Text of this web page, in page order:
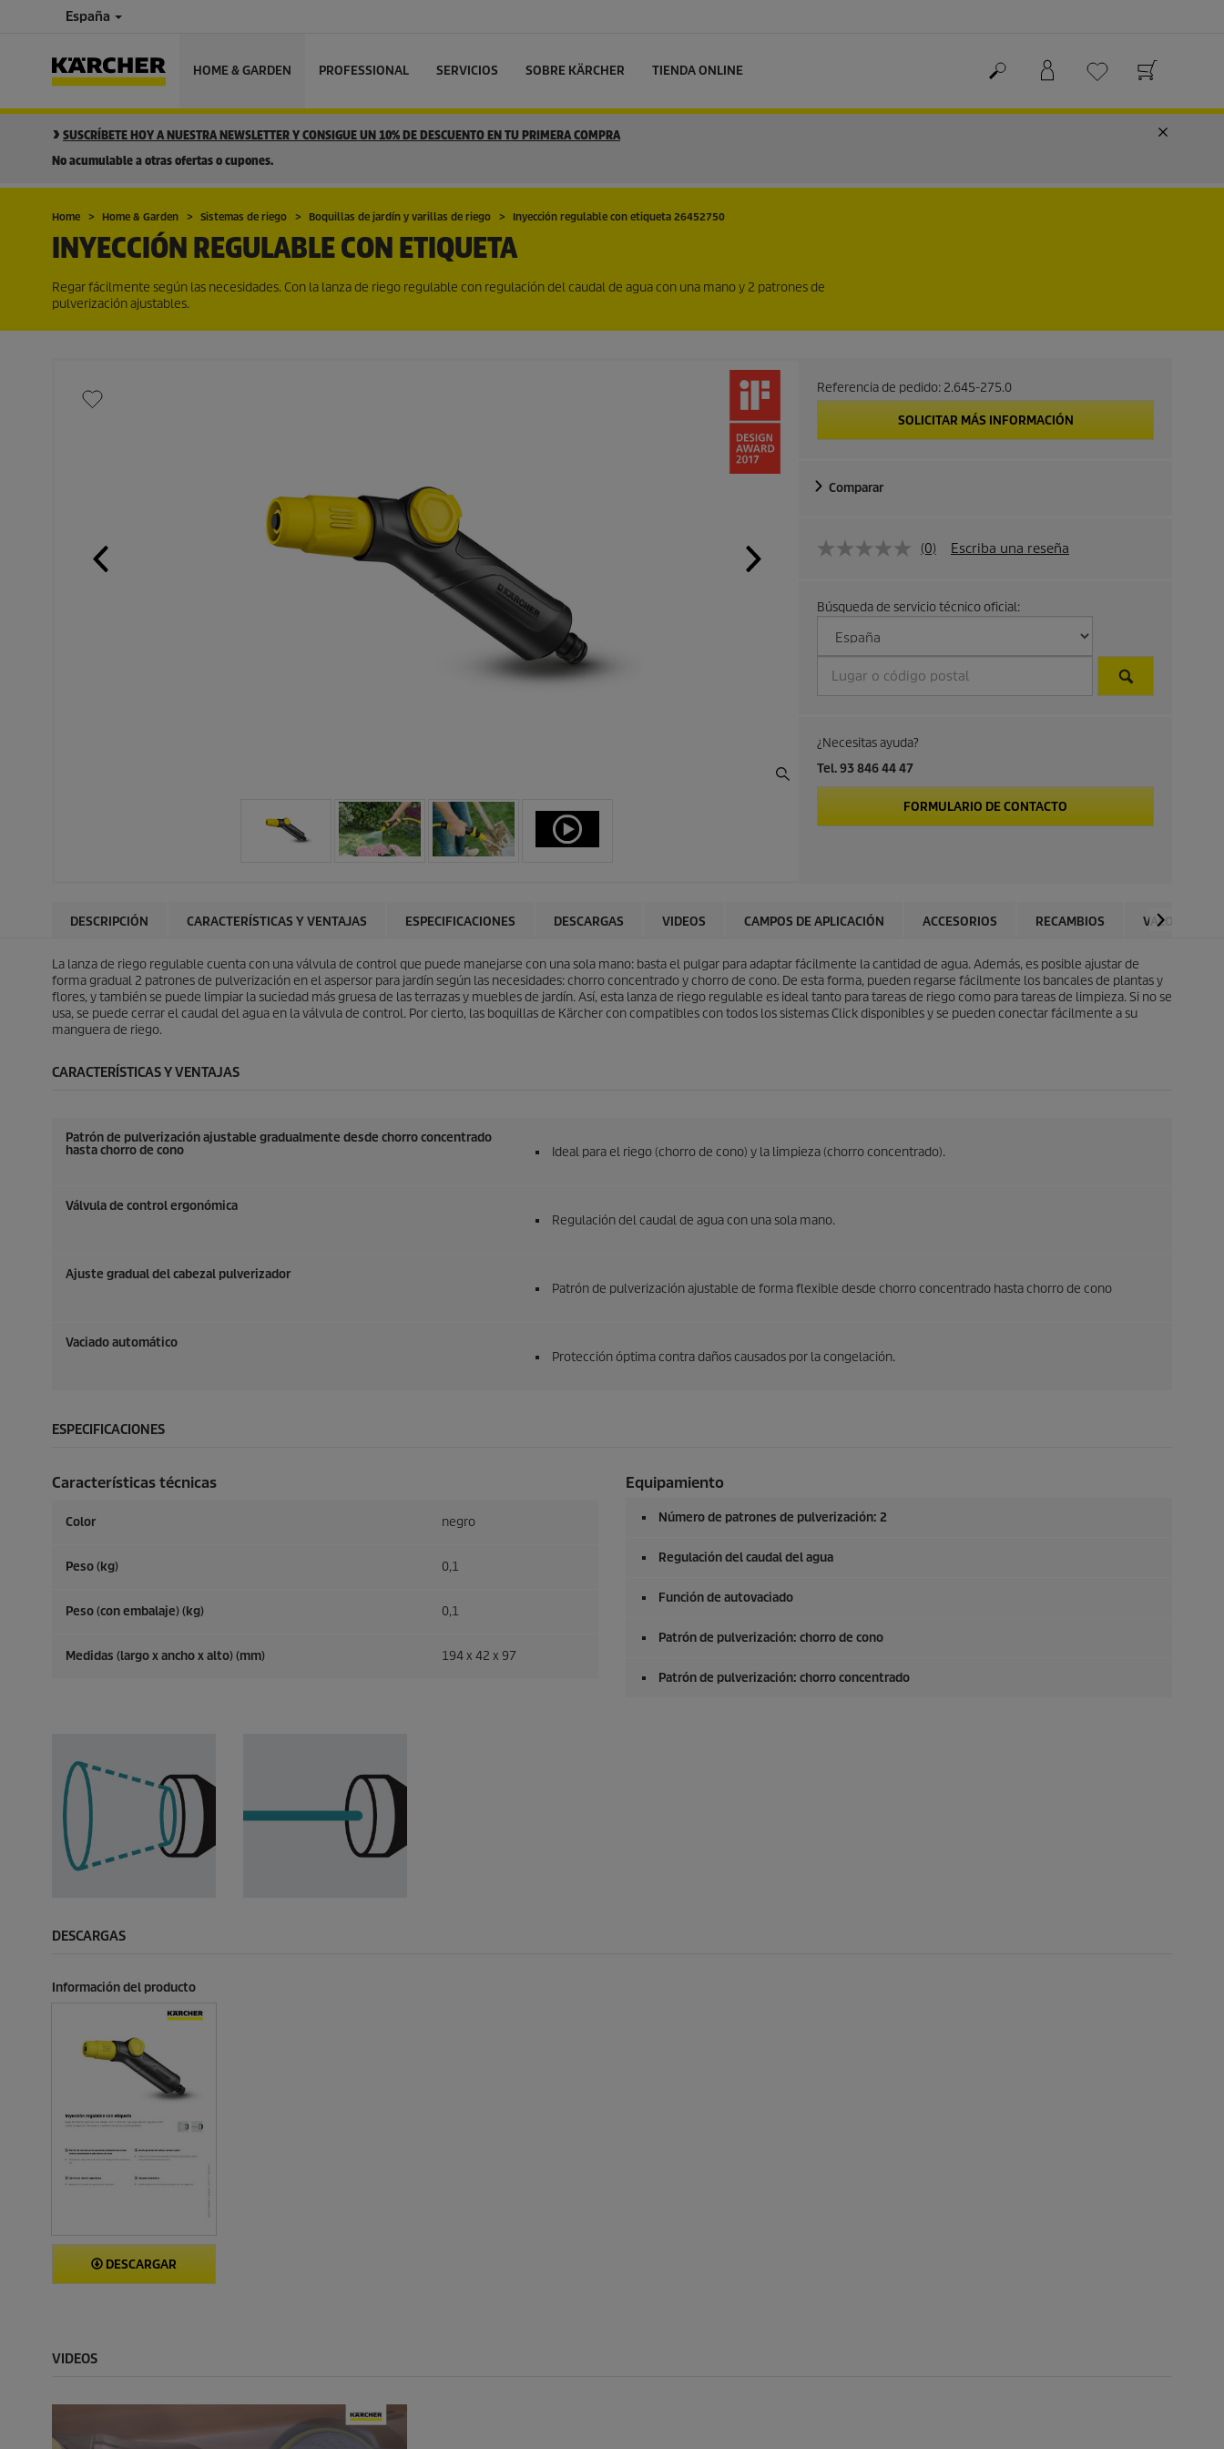
España
HOME & GARDEN PROFESSIONAL SERVICIOS SOBRE KÄRCHER TIENDA ONLINE
SUSCRÍBETE HOY A NUESTRA NEWSLETTER Y CONSIGUE UN 10% DE DESCUENTO EN TU PRIMERA COMPRA
No acumulable a otras ofertas o cupones.
Home Home & Garden Sistemas de riego Boquillas de jardín y varillas de riego Inyección regulable con etiqueta 26452750
INYECCIÓN REGULABLE CON ETIQUETA
Regar fácilmente según las necesidades. Con la lanza de riego regulable con regulación del caudal de agua con una mano y 2 patrones de
pulverización ajustables.
Referencia de pedido: 2.645-275.0
SOLICITAR MÁS INFORMACIÓN
Comparar
(0) Escriba una reseña
Búsqueda de servicio técnico oficial:
¿Necesitas ayuda?
Tel. 93 846 44 47
FORMULARIO DE CONTACTO
DESCRIPCIÓN CARACTERÍSTICAS Y VENTAJAS ESPECIFICACIONES DESCARGAS VIDEOS CAMPOS DE APLICACIÓN ACCESORIOS RECAMBIOS
La lanza de riego regulable cuenta con una válvula de control que puede manejarse con una sola mano: basta el pulgar para adaptar fácilmente la cantidad de agua. Además, es posible ajustar de
forma gradual 2 patrones de pulverización en el aspersor para jardín según las necesidades: chorro concentrado y chorro de cono. De esta forma, pueden regarse fácilmente los bancales de plantas y
flores, y también se puede limpiar la suciedad más gruesa de las terrazas y muebles de jardín. Así, esta lanza de riego regulable es ideal tanto para tareas de riego como para tareas de limpieza. Si no se
usa, se puede cerrar el caudal del agua en la válvula de control. Por cierto, las boquillas de Kärcher con compatibles con todos los sistemas Click disponibles y se pueden conectar fácilmente a su
manguera de riego.
CARACTERÍSTICAS Y VENTAJAS
Patrón de pulverización ajustable gradualmente desde chorro concentrado
hasta chorro de cono
Ideal para el riego (chorro de cono) y la limpieza (chorro concentrado).
Válvula de control ergonómica
Regulación del caudal de agua con una sola mano.
Ajuste gradual del cabezal pulverizador
Patrón de pulverización ajustable de forma flexible desde chorro concentrado hasta chorro de cono
Vaciado automático
Protección óptima contra daños causados por la congelación.
ESPECIFICACIONES
Características técnicas
Color negro
Peso (kg) 0,1
Peso (con embalaje) (kg) 0,1
Medidas (largo x ancho x alto) (mm) 194 x 42 x 97
Equipamiento
Número de patrones de pulverización: 2
Regulación del caudal del agua
Función de autovaciado
Patrón de pulverización: chorro de cono
Patrón de pulverización: chorro concentrado
DESCARGAS
Información del producto
DESCARGAR
VIDEOS